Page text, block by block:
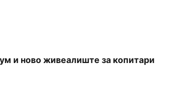
и ново живеалиште за копитари